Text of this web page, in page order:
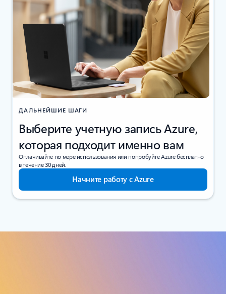
ДАЛЬНЕЙШИЕ ШАГИ
Выберите учетную запись Azure,
которая подходит именно вам
Оплачивайте по мере использования или попробуйте Azure бесплатно
в течение 30 дней.
Начните работу с Azure